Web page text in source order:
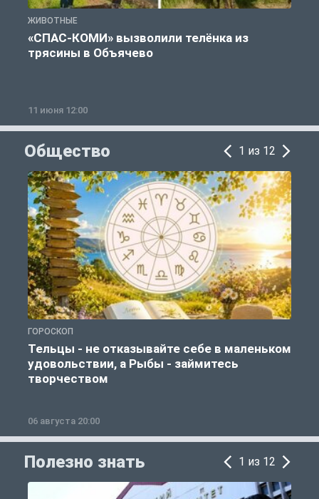
ЖИВОТНЫЕ
«СПАС-КОМИ» вызволили телёнка из
трясины в Объячево
11 июня 12:00
Общество 1 из 12
ГОРОСКОП
Тельцы - не отказывайте себе в маленьком
удовольствии, а Рыбы - займитесь
творчеством
06 августа 20:00
Полезно знать 1 из 12